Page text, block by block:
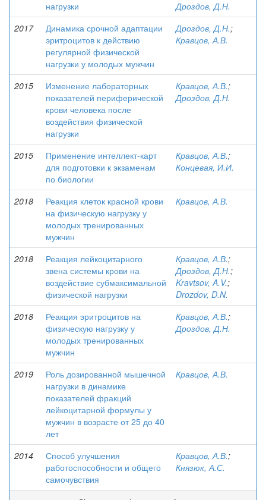
нагрузки
Дроздов, Д.Н.
2017
Динамика срочной адаптации
эритроцитов к действию
регулярной физической
нагрузки у молодых мужчин
Дроздов, Д.Н.;
Кравцов, А.В.
2015
Изменение лабораторных
показателей периферической
крови человека после
воздействия физической
нагрузки
Кравцов, А.В.;
Дроздов, Д.Н.
2015
Применение интеллект-карт
для подготовки к экзаменам
по биологии
Кравцов, А.В.;
Концевая, И.И.
2018
Реакция клеток красной крови
на физическую нагрузку у
молодых тренированных
мужчин
Кравцов, А.В.
2018
Реакция лейкоцитарного
звена системы крови на
воздействие субмаксимальной
физической нагрузки
Кравцов, А.В.;
Дроздов, Д.Н.;
Kravtsov, A.V.;
Drozdov, D.N.
2018
Реакция эритроцитов на
физическую нагрузку у
молодых тренированных
мужчин
Кравцов, А.В.;
Дроздов, Д.Н.
2019
Роль дозированной мышечной
нагрузки в динамике
показателей фракций
лейкоцитарной формулы у
мужчин в возрасте от 25 до 40
лет
Кравцов, А.В.
2014
Способ улучшения
работоспособности и общего
самочувствия
Кравцов, А.В.;
Князюк, А.С.